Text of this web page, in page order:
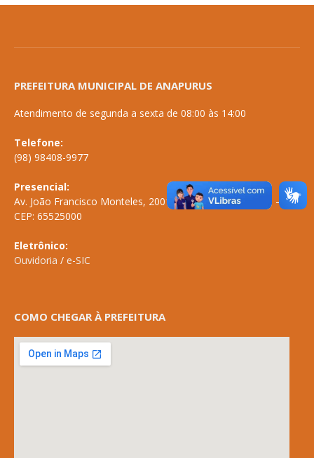
PREFEITURA MUNICIPAL DE ANAPURUS
Atendimento de segunda a sexta de 08:00 às 14:00
Telefone:
(98) 98408-9977
Presencial:
Av. João Francisco Monteles, 2001 \ Centro \ ANAPURUS – MA
CEP: 65525000
Eletrônico:
Ouvidoria / e-SIC
COMO CHEGAR À PREFEITURA